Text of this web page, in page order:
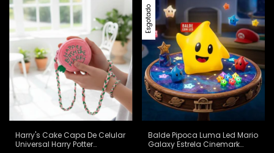
Harry's Cake Capa De Celular
Universal Harry Potter
Esgotado
Balde Pipoca Luma Led Mario
Galaxy Estrela Cinemark